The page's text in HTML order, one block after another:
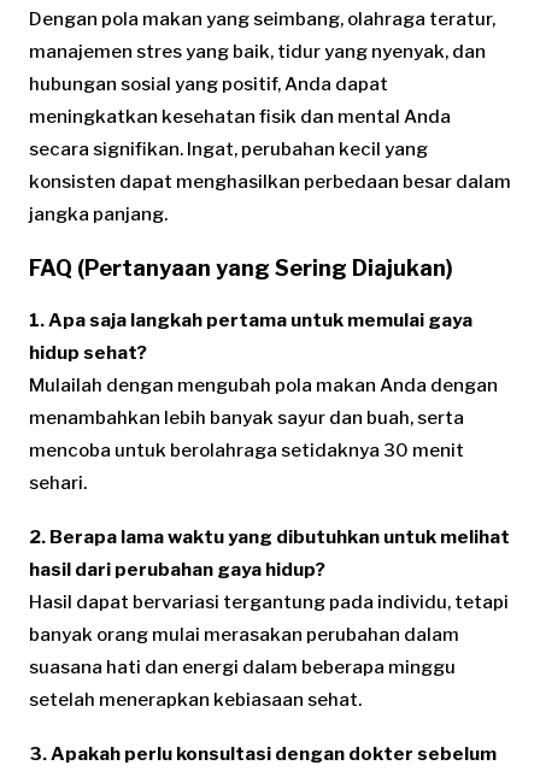
Dengan pola makan yang seimbang, olahraga teratur,
manajemen stres yang baik, tidur yang nyenyak, dan
hubungan sosial yang positif, Anda dapat
meningkatkan kesehatan fisik dan mental Anda
secara signifikan. Ingat, perubahan kecil yang
konsisten dapat menghasilkan perbedaan besar dalam
jangka panjang.
FAQ (Pertanyaan yang Sering Diajukan)
1. Apa saja langkah pertama untuk memulai gaya
hidup sehat?
Mulailah dengan mengubah pola makan Anda dengan
menambahkan lebih banyak sayur dan buah, serta
mencoba untuk berolahraga setidaknya 30 menit
sehari.
2. Berapa lama waktu yang dibutuhkan untuk melihat
hasil dari perubahan gaya hidup?
Hasil dapat bervariasi tergantung pada individu, tetapi
banyak orang mulai merasakan perubahan dalam
suasana hati dan energi dalam beberapa minggu
setelah menerapkan kebiasaan sehat.
3. Apakah perlu konsultasi dengan dokter sebelum